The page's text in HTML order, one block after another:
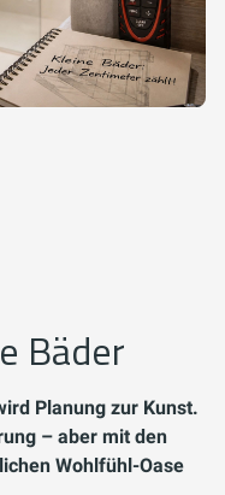
Bäder
Planung zur Kunst.
– aber mit den
Wohlfühl-Oase